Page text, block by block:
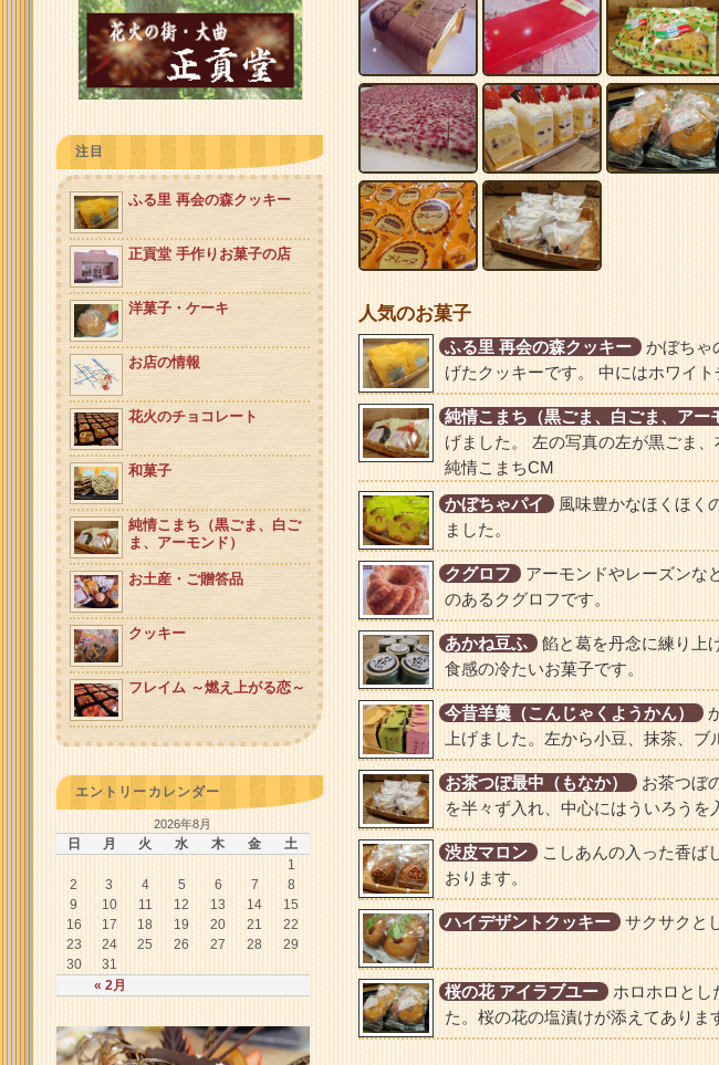
人気のお菓子
ふる里 再会の森クッキー かぼちゃ
げたクッキーです。 中にはホワイ
純情こまち（黒ごま、白ごま、アー
げました。 左の写真の左が黒ごま
純情こまちCM
かぼちゃパイ
風味豊かなほくほく
ました。
クグロフ アーモンドやレーズンな
のあるクグロフです。
あかね豆ふ 餡と葛を丹念に練り上
食感の冷たいお菓子です。
今昔羊羹（こんじゃくようかん）
上げました。左から小豆、抹茶、ブ
お茶つぼ最中（もなか）
お茶つぼ
を半々ず入れ、中心にはういろうを
渋皮マロン こしあんの入った香ば
おります。
ハイデザントクッキー サクサクと
桜の花 アイラブユー ホロホロとし
た。桜の花の塩漬けが添えてありま
注目
ふる里 再会の森クッキー
正貢堂 手作りお菓子の店
洋菓子・ケーキ
お店の情報
花火のチョコレート
和菓子
純情こまち（黒ごま、白ご
ま、アーモンド）
お土産・ご贈答品
クッキー
フレイム ～燃え上がる恋～
エントリーカレンダー
2026年8月
日 月 火 水 木 金 土
« 2月
1
2
3 4 5 6 7
8
9
10 11 12 13 14
15
16
17 18 19 20 21
22
23
24 25 26 27 28
29
30
31